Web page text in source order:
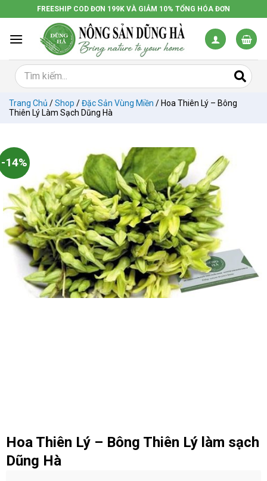
đến
dung
FREESHIP COD ĐƠN 199K VÀ GIẢM 10% TỔNG HÓA ĐƠN
Trang Chủ /Shop /Đặc Sản Vùng Miền / Hoa Thiên Lý – Bông
Thiên Lý Làm Sạch Dũng Hà
-14%
Hoa Thiên Lý – Bông Thiên Lý làm sạch
Dũng Hà